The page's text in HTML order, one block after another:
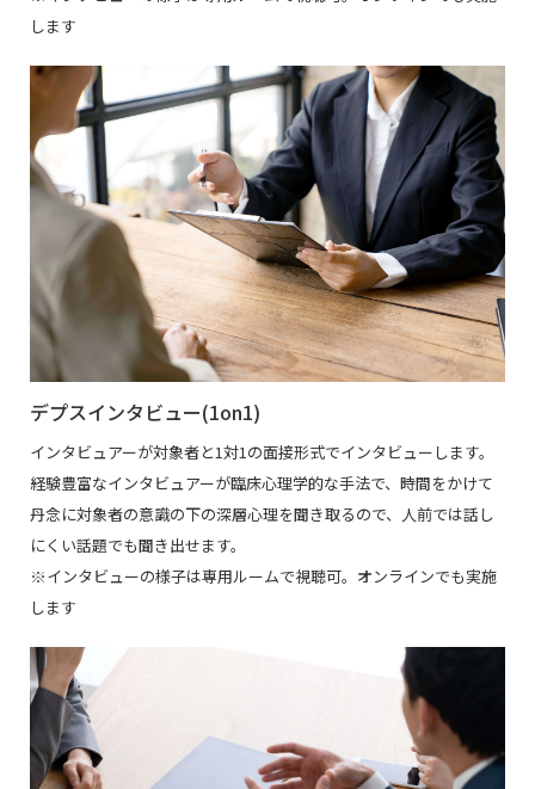
します
デプスインタビュー(1on1)
インタビュアーが対象者と1対1の面接形式でインタビューします。
経験豊富なインタビュアーが臨床心理学的な手法で、時間をかけて
丹念に対象者の意識の下の深層心理を聞き取るので、人前では話し
にくい話題でも聞き出せます。
※インタビューの様子は専用ルームで視聴可。 オンラインでも実施
します